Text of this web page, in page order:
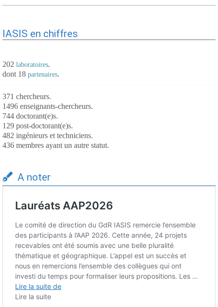
IASIS en chiffres
202 laboratoires.
dont 18 partenaires.
371 chercheurs.
1496 enseignants-chercheurs.
744 doctorant(e)s.
129 post-doctorant(e)s.
482 ingénieurs et techniciens.
436 membres ayant un autre statut.
A noter